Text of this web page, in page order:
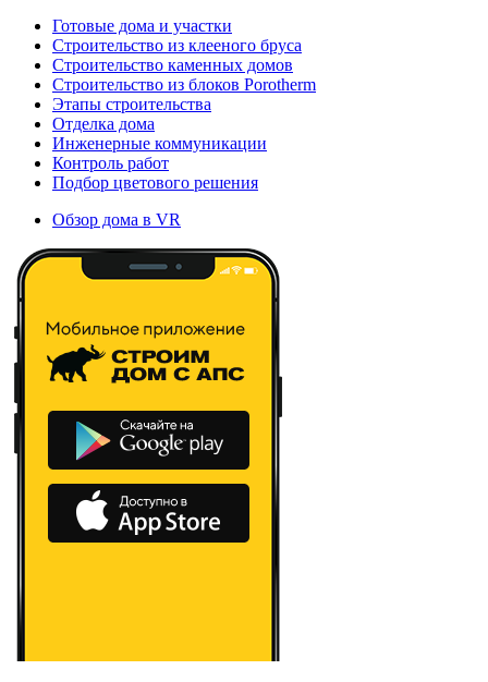
Готовые дома и участки
Строительство из клееного бруса
Строительство каменных домов
Строительство из блоков Porotherm
Этапы строительства
Отделка дома
Инженерные коммуникации
Контроль работ
Подбор цветового решения
Обзор дома в VR